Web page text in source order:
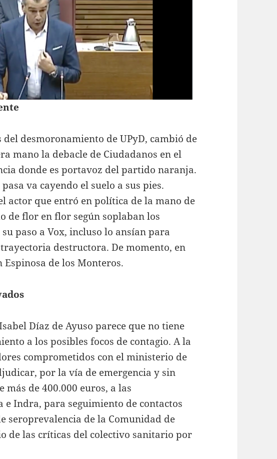
del desmoronamiento de UPyD, cambió de
mano la debacle de Ciudadanos en el
donde es portavoz del partido naranja.
va cayendo el suelo a sus pies.
actor que entró en política de la mano de
de flor en flor según soplaban los
paso a Vox, incluso lo ansían para
destructora. De momento, en
de los Monteros.
Díaz de Ayuso parece que no tiene
a los posibles focos de contagio. A la
comprometidos con el ministerio de
por la vía de emergencia y sin
de 400.000 euros, a las
Indra, para seguimiento de contactos
seroprevalencia de la Comunidad de
de las críticas del colectivo sanitario por